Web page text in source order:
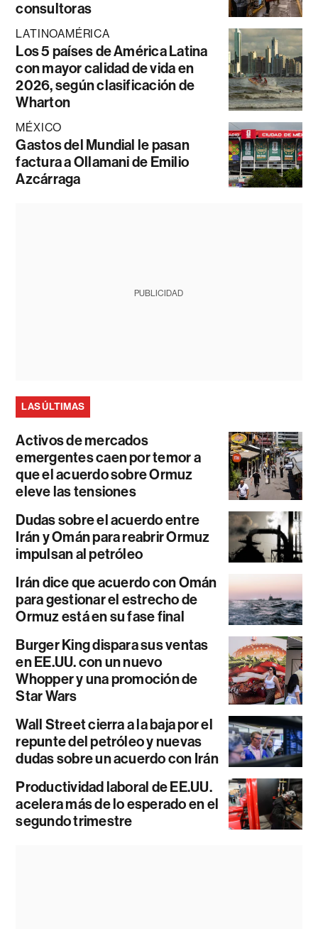
consultoras
LATINOAMÉRICA
Los 5 países de América Latina
con mayor calidad de vida en
2026, según clasificación de
Wharton
MÉXICO
Gastos del Mundial le pasan
factura a Ollamani de Emilio
Azcárraga
PUBLICIDAD
LAS ÚLTIMAS
Activos de mercados
emergentes caen por temor a
que el acuerdo sobre Ormuz
eleve las tensiones
Dudas sobre el acuerdo entre
Irán y Omán para reabrir Ormuz
impulsan al petróleo
Irán dice que acuerdo con Omán
para gestionar el estrecho de
Ormuz está en su fase final
Burger King dispara sus ventas
en EE.UU. con un nuevo
Whopper y una promoción de
Star Wars
Wall Street cierra a la baja por el
repunte del petróleo y nuevas
dudas sobre un acuerdo con Irán
Productividad laboral de EE.UU.
acelera más de lo esperado en el
segundo trimestre